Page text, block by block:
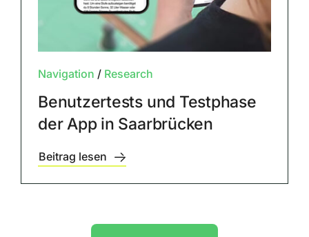
Navigation / Research
Benutzertests und Testphase
der App in Saarbrücken
Beitrag lesen